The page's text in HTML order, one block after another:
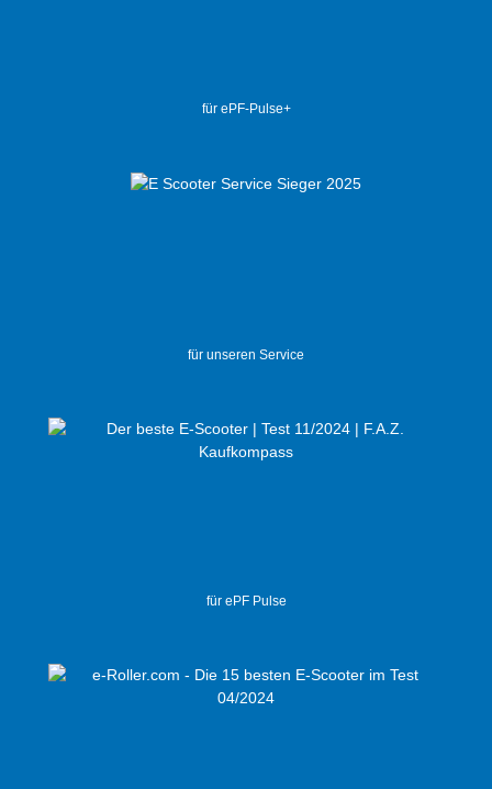
für ePF-Pulse+
für unseren Service
für ePF Pulse